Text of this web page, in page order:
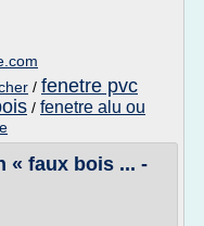
/ fenetre pvc
/ fenetre alu ou
« faux bois ... -